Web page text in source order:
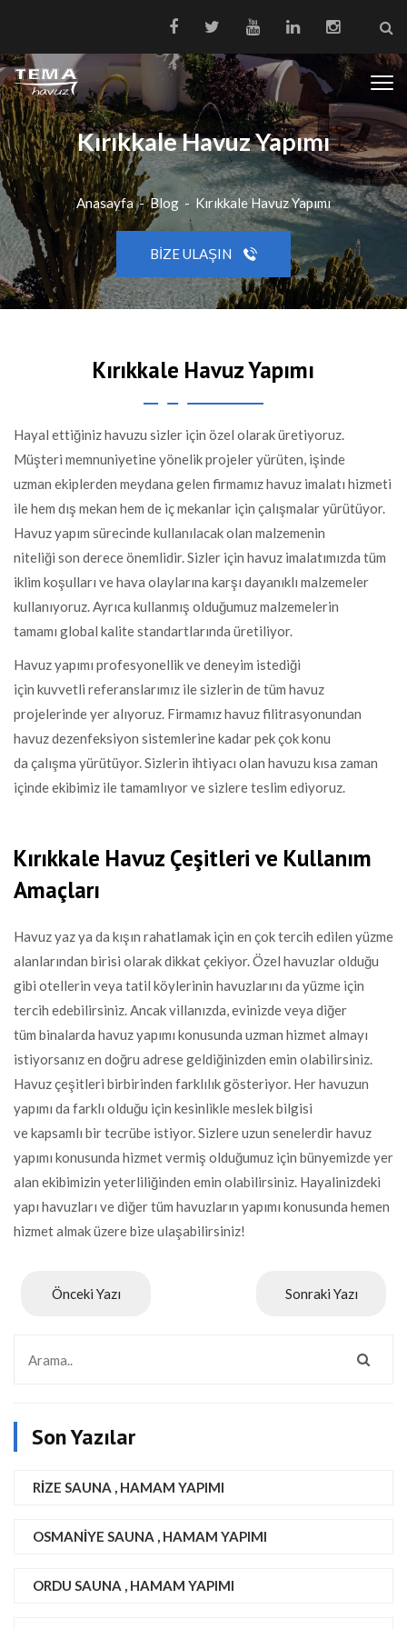
Kırıkkale Havuz Yapımı
Anasayfa - Blog - Kırıkkale Havuz Yapımı
BIZE ULAŞIN
Son Yazılar
RIZE SAUNA , HAMAM YAPIMI
OSMANIYE SAUNA , HAMAM YAPIMI
ORDU SAUNA , HAMAM YAPIMI
Kırıkkale Havuz Yapımı
Hayal ettiğiniz havuzu sizler için özel olarak üretiyoruz.
Müşteri memnuniyetine yönelik projeler yürüten, işinde
uzman ekiplerden meydana gelen firmamız havuz imalatı hizmeti
ile hem dış mekan hem de iç mekanlar için çalışmalar yürütüyor.
Havuz yapım sürecinde kullanılacak olan malzemenin
niteliği son derece önemlidir. Sizler için havuz imalatımızda tüm
iklim koşulları ve hava olaylarına karşı dayanıklı malzemeler
kullanıyoruz. Ayrıca kullanmış olduğumuz malzemelerin
tamamı global kalite standartlarında üretiliyor.
Havuz yapımı profesyonellik ve deneyim istediği
için kuvvetli referanslarımız ile sizlerin de tüm havuz
projelerinde yer alıyoruz. Firmamız havuz filitrasyonundan
havuz dezenfeksiyon sistemlerine kadar pek çok konu
da çalışma yürütüyor. Sizlerin ihtiyacı olan havuzu kısa zaman
içinde ekibimiz ile tamamlıyor ve sizlere teslim ediyoruz.
Kırıkkale Havuz Çeşitleri ve Kullanım
Amaçları
Havuz yaz ya da kışın rahatlamak için en çok tercih edilen yüzme
alanlarından birisi olarak dikkat çekiyor. Özel havuzlar olduğu
gibi otellerin veya tatil köylerinin havuzlarını da yüzme için
tercih edebilirsiniz. Ancak villanızda, evinizde veya diğer
tüm binalarda havuz yapımı konusunda uzman hizmet almayı
istiyorsanız en doğru adrese geldiğinizden emin olabilirsiniz.
Havuz çeşitleri birbirinden farklılık gösteriyor. Her havuzun
yapımı da farklı olduğu için kesinlikle meslek bilgisi
ve kapsamlı bir tecrübe istiyor. Sizlere uzun senelerdir havuz
yapımı konusunda hizmet vermiş olduğumuz için bünyemizde yer
alan ekibimizin yeterliliğinden emin olabilirsiniz. Hayalinizdeki
yapı havuzları ve diğer tüm havuzların yapımı konusunda hemen
hizmet almak üzere bize ulaşabilirsiniz!
Önceki Yazı Sonraki Yazı